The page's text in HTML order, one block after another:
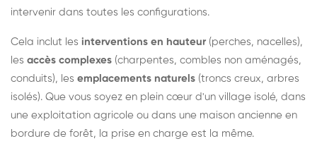
intervenir dans toutes les configurations.
Cela inclut les interventions en hauteur (perches, nacelles),
les accès complexes (charpentes, combles non aménagés,
conduits), les emplacements naturels (troncs creux, arbres
isolés). Que vous soyez en plein cœur d'un village isolé, dans
une exploitation agricole ou dans une maison ancienne en
bordure de forêt, la prise en charge est la même.